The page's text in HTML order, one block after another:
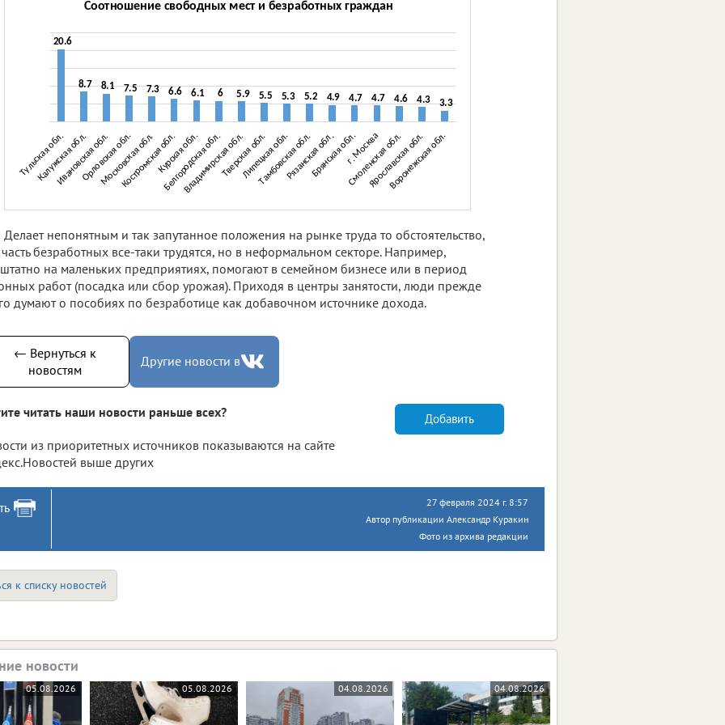
Делает непонятным и так запутанное положения на рынке труда то обстоятельство,
безработных все-таки трудятся, но в неформальном секторе. Например,
на маленьких предприятиях, помогают в семейном бизнесе или в период
работ (посадка или сбор урожая). Приходя в центры занятости, люди прежде
думают о пособиях по безработице как добавочном источнике дохода.
← Вернуться к
новостям
Другие новости в
читать наши новости раньше всех?
из приоритетных источников показываются на сайте
выше других
Добавить
27 февраля 2024 г. 8:57
Автор публикации Александр Куракин
Фото из архива редакции
к списку новостей
новости
05.08.2026 05.08.2026 04.08.2026 04.08.2026